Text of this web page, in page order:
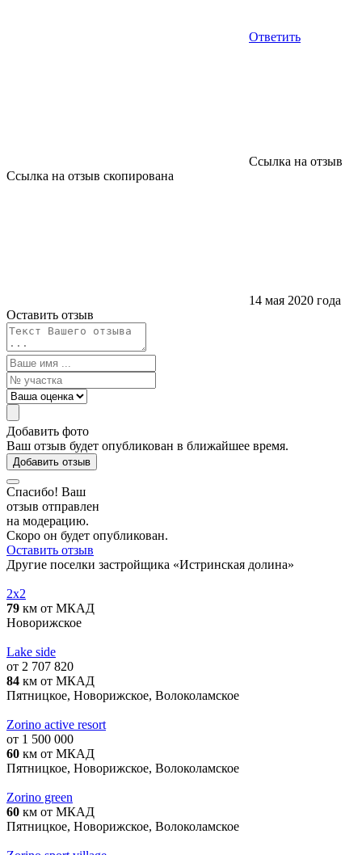
Ответить
Ссылка на отзыв
Ссылка на отзыв скопирована
14 мая 2020 года
Оставить отзыв
Добавить фото
Ваш отзыв будет опубликован в ближайшее время.
Добавить отзыв
Спасибо! Ваш
отзыв отправлен
на модерацию.
Скоро он будет опубликован.
Оставить отзыв
Другие поселки застройщика «Истринская долина»
2х2
79 км от МКАД
Новорижское
Lake side
от 2 707 820
84 км от МКАД
Пятницкое, Новорижское, Волоколамское
Zorino active resort
от 1 500 000
60 км от МКАД
Пятницкое, Новорижское, Волоколамское
Zorino green
60 км от МКАД
Пятницкое, Новорижское, Волоколамское